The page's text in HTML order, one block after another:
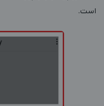
است.